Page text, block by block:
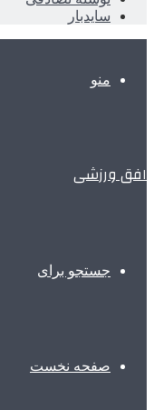
سایدبار
منو
افق ورزشی
جستجو برای
صفحه نخست